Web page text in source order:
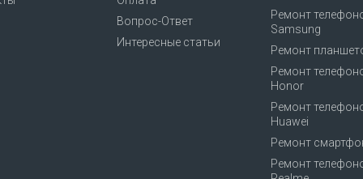
Вопрос-Ответ
Интересные статьи
Ремонт
Samsung
Ремонт
Ремонт
Honor
Ремонт
Huawei
Ремонт
Ремонт